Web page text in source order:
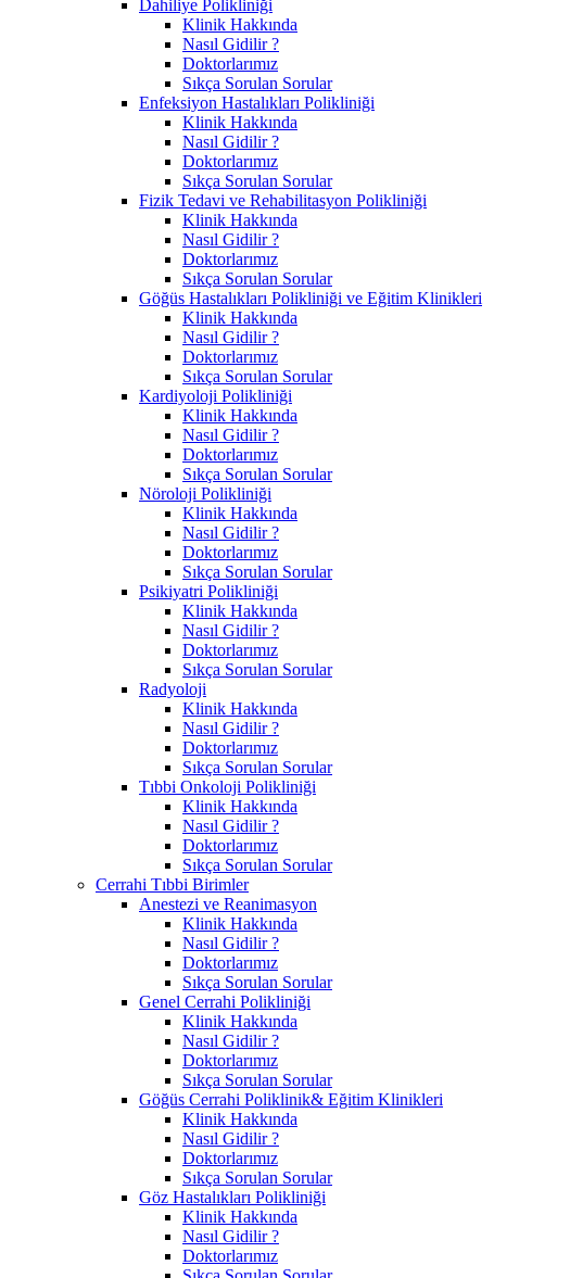
Dahiliye Polikliniği
Klinik Hakkında
Nasıl Gidilir ?
Doktorlarımız
Sıkça Sorulan Sorular
Enfeksiyon Hastalıkları Polikliniği
Klinik Hakkında
Nasıl Gidilir ?
Doktorlarımız
Sıkça Sorulan Sorular
Fizik Tedavi ve Rehabilitasyon Polikliniği
Klinik Hakkında
Nasıl Gidilir ?
Doktorlarımız
Sıkça Sorulan Sorular
Göğüs Hastalıkları Polikliniği ve Eğitim Klinikleri
Klinik Hakkında
Nasıl Gidilir ?
Doktorlarımız
Sıkça Sorulan Sorular
Kardiyoloji Polikliniği
Klinik Hakkında
Nasıl Gidilir ?
Doktorlarımız
Sıkça Sorulan Sorular
Nöroloji Polikliniği
Klinik Hakkında
Nasıl Gidilir ?
Doktorlarımız
Sıkça Sorulan Sorular
Psikiyatri Polikliniği
Klinik Hakkında
Nasıl Gidilir ?
Doktorlarımız
Sıkça Sorulan Sorular
Radyoloji
Klinik Hakkında
Nasıl Gidilir ?
Doktorlarımız
Sıkça Sorulan Sorular
Tıbbi Onkoloji Polikliniği
Klinik Hakkında
Nasıl Gidilir ?
Doktorlarımız
Sıkça Sorulan Sorular
Cerrahi Tıbbi Birimler
Anestezi ve Reanimasyon
Klinik Hakkında
Nasıl Gidilir ?
Doktorlarımız
Sıkça Sorulan Sorular
Genel Cerrahi Polikliniği
Klinik Hakkında
Nasıl Gidilir ?
Doktorlarımız
Sıkça Sorulan Sorular
Göğüs Cerrahi Poliklinik& Eğitim Klinikleri
Klinik Hakkında
Nasıl Gidilir ?
Doktorlarımız
Sıkça Sorulan Sorular
Göz Hastalıkları Polikliniği
Klinik Hakkında
Nasıl Gidilir ?
Doktorlarımız